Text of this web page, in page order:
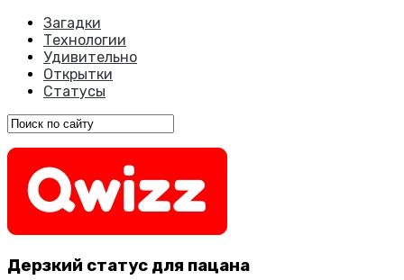
Загадки
Технологии
Удивительно
Открытки
Статусы
Дерзкий статус для пацана